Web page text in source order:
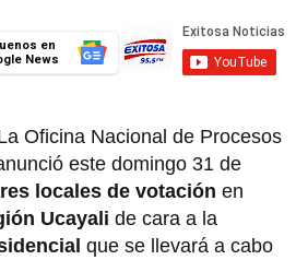
en
News
Oficina Nacional de Procesos
este domingo 31 de
locales de votación en
Ucayali de cara a la
que se llevará a cabo